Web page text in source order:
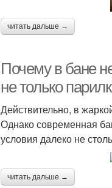
читать дальше →
Почему в бане
не только
Действительно, в
Однако современная
условия далеко не
читать дальше →